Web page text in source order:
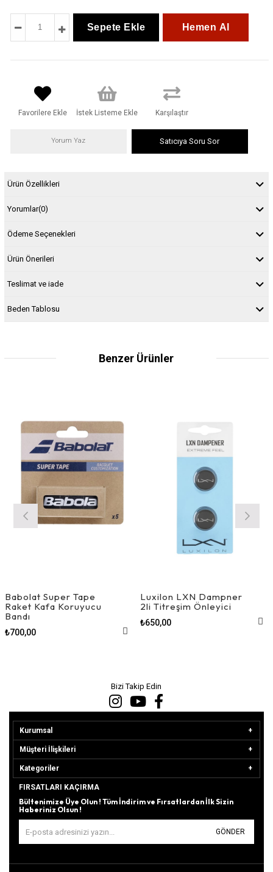
Favorilere Ekle İstek Listeme Ekle Karşılaştır
Yorum Yaz Satıcıya Soru Sor
Ürün Özellikleri
Yorumlar(0)
Ödeme Seçenekleri
Ürün Önerileri
Teslimat ve iade
Beden Tablosu
Benzer Ürünler
Babolat Super Tape
Raket Kafa Koruyucu
Bandı
₺700,00
Luxilon LXN Dampner
2li Titreşim Önleyici
₺650,00
Bizi Takip Edin
Kurumsal
Müşteri İlişkileri
Kategoriler
FIRSATLARI KAÇIRMA
Bültenimize Üye Olun ! Tüm İndirim ve Fırsatlardan İlk Sizin
Haberiniz Olsun !
GÖNDER